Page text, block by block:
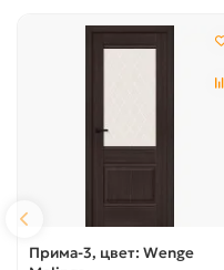
Прима-3, цвет: Wenge